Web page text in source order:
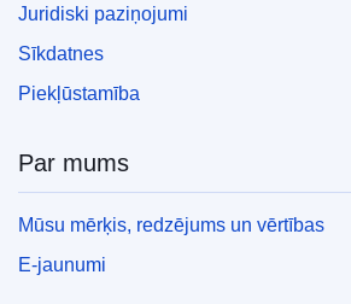
Juridiski paziņojumi
Sīkdatnes
Piekļūstamība
Par mums
Mūsu mērķis, redzējums un vērtības
E-jaunumi